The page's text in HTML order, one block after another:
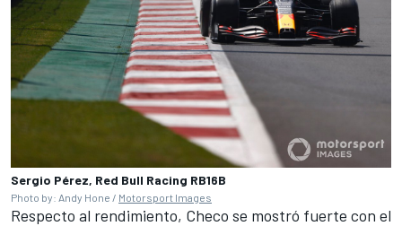
Sergio Pérez, Red Bull Racing RB16B
Photo by: Andy Hone / Motorsport Images
Respecto al rendimiento, Checo se mostró fuerte con el